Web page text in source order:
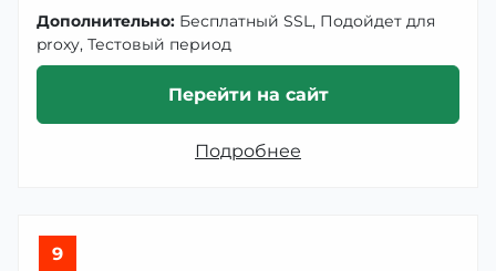
Дополнительно: Бесплатный SSL, Подойдет для
proxy, Тестовый период
Перейти на сайт
Подробнее
9